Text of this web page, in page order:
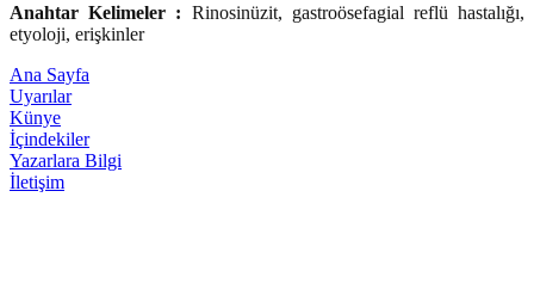
Anahtar Kelimeler : Rinosinüzit, gastroösefagial reflü hastalığı,
etyoloji, erişkinler
Ana Sayfa
Uyarılar
Künye
İçindekiler
Yazarlara Bilgi
İletişim